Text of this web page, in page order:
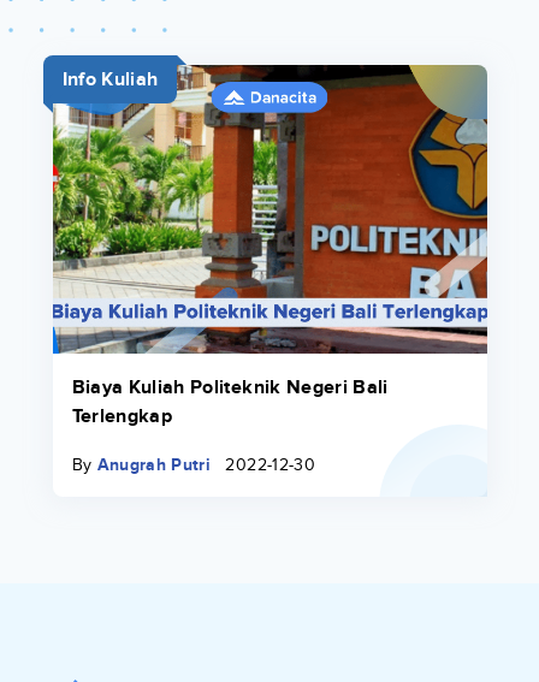
Info Kuliah
Biaya Kuliah Politeknik Negeri Bali
Terlengkap
By Anugrah Putri 2022-12-30